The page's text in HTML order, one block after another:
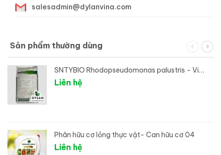
salesadmin@dylanvina.com
Sản phẩm thường dùng
SNTYBIO Rhodopseudomonas palustris - Vi
sinh xử lý đáy ao
Liên hệ
Phân hữu cơ lỏng thực vật- Can hữu cơ 04
Liên hệ